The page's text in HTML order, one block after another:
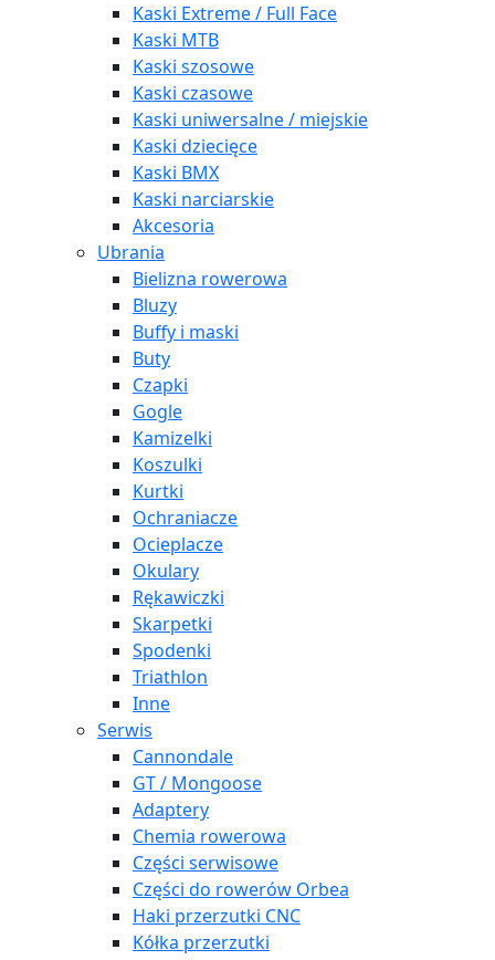
Kaski Extreme / Full Face
Kaski MTB
Kaski szosowe
Kaski czasowe
Kaski uniwersalne / miejskie
Kaski dziecięce
Kaski BMX
Kaski narciarskie
Akcesoria
Ubrania
Bielizna rowerowa
Bluzy
Buffy i maski
Buty
Czapki
Gogle
Kamizelki
Koszulki
Kurtki
Ochraniacze
Ocieplacze
Okulary
Rękawiczki
Skarpetki
Spodenki
Triathlon
Inne
Serwis
Cannondale
GT / Mongoose
Adaptery
Chemia rowerowa
Części serwisowe
Części do rowerów Orbea
Haki przerzutki CNC
Kółka przerzutki